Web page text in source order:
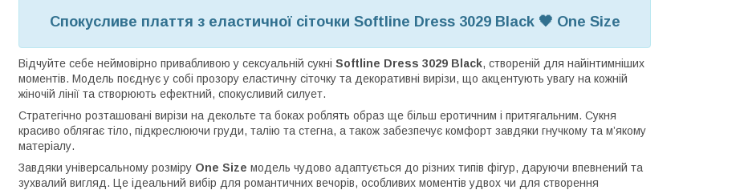
Спокусливе плаття з еластичної сіточки Softline Dress 3029 Black 🖤 One Size
Відчуйте себе неймовірно привабливою у сексуальній сукні Softline Dress 3029 Black, створеній для найінтимніших
моментів. Модель поєднує у собі прозору еластичну сіточку та декоративні вирізи, що акцентують увагу на кожній
жіночій лінії та створюють ефектний, спокусливий силует.
Стратегічно розташовані вирізи на декольте та боках роблять образ ще більш еротичним і притягальним. Сукня
красиво облягає тіло, підкреслюючи груди, талію та стегна, а також забезпечує комфорт завдяки гнучкому та м’якому
матеріалу.
Завдяки універсальному розміру One Size модель чудово адаптується до різних типів фігур, даруючи впевнений та
зухвалий вигляд. Це ідеальний вибір для романтичних вечорів, особливих моментів удвох чи для створення